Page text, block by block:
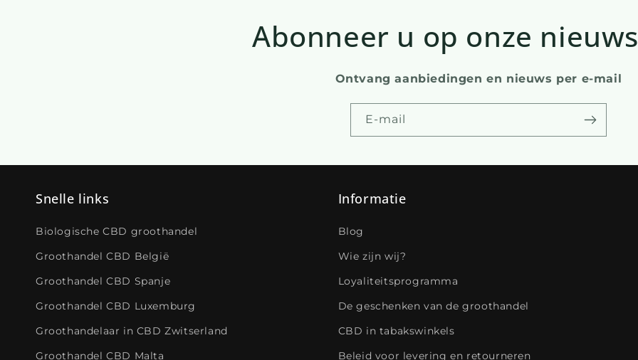
Abonneer u op onze
Ontvang aanbiedingen en nieuws per e-mail
E-mail
Snelle links
Biologische CBD groothandel
Groothandel CBD België
Groothandel CBD Spanje
Groothandel CBD Luxemburg
Groothandelaar in CBD Zwitserland
Groothandel CBD Malta
Informatie
Blog
Wie zijn wij?
Loyaliteitsprogramma
De geschenken van de groothandel
CBD in tabakswinkels
Beleid voor levering en retourneren